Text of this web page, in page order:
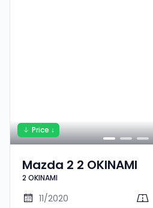
Price ↓
Mazda 2 2 OKINAMI
2 OKINAMI
11/2020